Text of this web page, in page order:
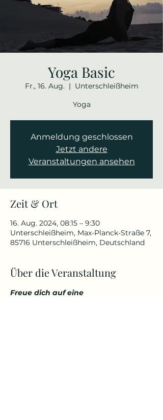
Yoga Basic
Fr., 16. Aug.
  |
Unterschleißheim
Yoga
Anmeldung geschlossen
Jetzt andere
Veranstaltungen ansehen
Zeit & Ort
16. Aug. 2024, 08:15 – 9:30
Unterschleißheim, Max-Planck-Straße 7,
85716 Unterschleißheim, Deutschland
Über die Veranstaltung
Freue dich auf eine